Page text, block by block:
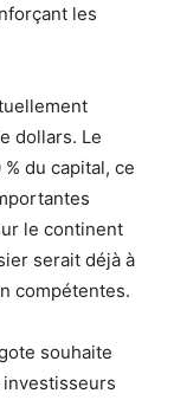
les
dollars. Le
du capital, ce
le continent
serait déjà à
compétentes.
souhaite